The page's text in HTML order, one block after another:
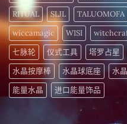
RITUAL
SLJL TALUOMOFA
wiccamagic
WISI
七脉轮
仪式工具 塔罗占星
水晶按摩棒
水晶球底座 水
能量水晶
进口能量饰品